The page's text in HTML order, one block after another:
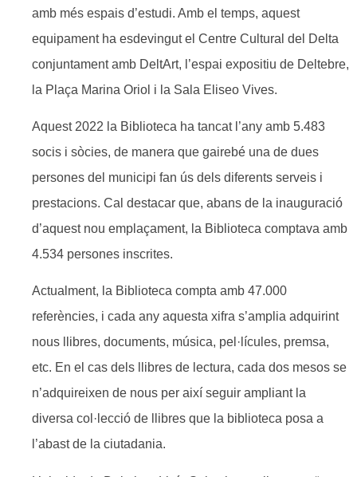
amb més espais d’estudi. Amb el temps, aquest
equipament ha esdevingut el Centre Cultural del Delta
conjuntament amb DeltArt, l’espai expositiu de Deltebre,
la Plaça Marina Oriol i la Sala Eliseo Vives.
Aquest 2022 la Biblioteca ha tancat l’any amb 5.483
socis i sòcies, de manera que gairebé una de dues
persones del municipi fan ús dels diferents serveis i
prestacions. Cal destacar que, abans de la inauguració
d’aquest nou emplaçament, la Biblioteca comptava amb
4.534 persones inscrites.
Actualment, la Biblioteca compta amb 47.000
referències, i cada any aquesta xifra s’amplia adquirint
nous llibres, documents, música, pel·lícules, premsa,
etc. En el cas dels llibres de lectura, cada dos mesos se
n’adquireixen de nous per així seguir ampliant la
diversa col·lecció de llibres que la biblioteca posa a
l’abast de la ciutadania.